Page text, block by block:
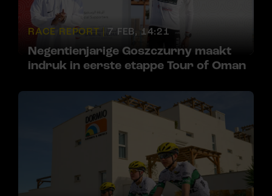
RACE REPORT | 7 FEB, 14:21
Negentienjarige Goszczurny maakt
indruk in eerste etappe Tour of Oman